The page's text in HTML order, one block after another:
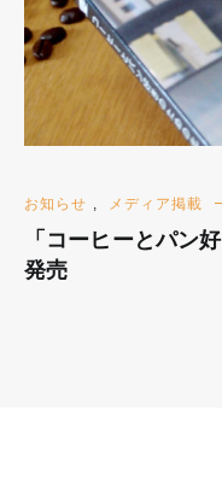
お知らせ メディア掲載
「コーヒーとパン
発売